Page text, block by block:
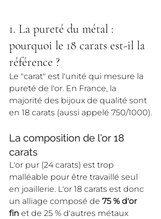
1. La pureté du métal :
pourquoi le 18 carats est-il la
référence ?
Le "carat" est l'unité qui mesure la
pureté de l'or. En France, la
majorité des bijoux de qualité sont
en 18 carats (aussi appelé 750/1000).
La composition de l'or 18
carats
L'or pur (24 carats) est trop
malléable pour être travaillé seul
en joaillerie. L'or 18 carats est donc
un alliage composé de 75 % d'or
fin et de 25 % d'autres métaux